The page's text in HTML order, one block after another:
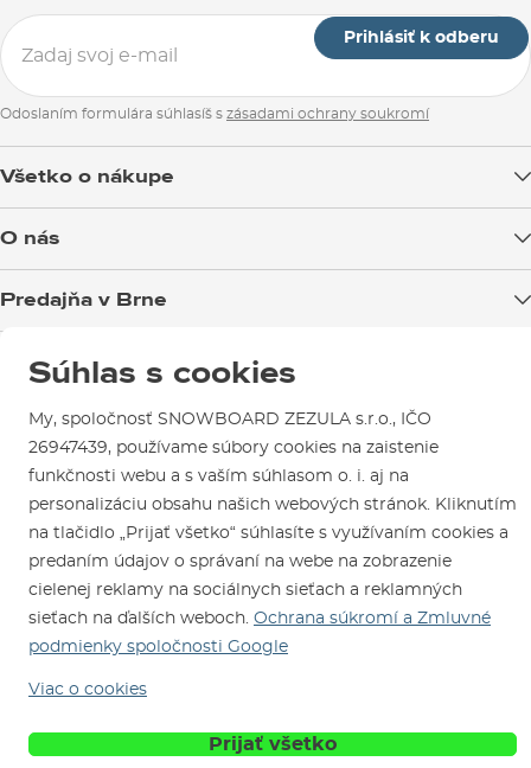
Prihlásiť k odberu
Odoslaním formulára súhlasíš s zásadami ochrany soukromí
Všetko o nákupe
Výmena a vrátenie tovaru
Reklamácie
Návody na použitie a údržbu
Kontakty
O nás
SNOWBOARD ZEZULA Team
Predajňa v Brne
Mapa a ako k nám
Parkovanie
Požičovňa
Servis a opravy
Sme overený e-shop.
CertifikátOverené zákazníkmi.
© 2026 SNOWBOARD ZEZULA s.r.o.
Súhlas s cookies
My, spoločnosť SNOWBOARD ZEZULA s.r.o., IČO
26947439, používame súbory cookies na zaistenie
funkčnosti webu a s vaším súhlasom o. i. aj na
personalizáciu obsahu našich webových stránok. Kliknutím
na tlačidlo „Prijať všetko“ súhlasíte s využívaním cookies a
predaním údajov o správaní na webe na zobrazenie
cielenej reklamy na sociálnych sieťach a reklamných
sieťach na ďalších weboch. Ochrana súkromí a Zmluvné
podmienky spoločnosti Google
Viac o cookies
Prijať všetko